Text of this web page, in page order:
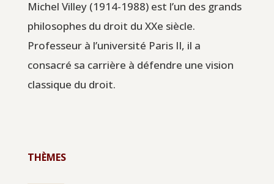
Michel Villey (1914-1988) est l’un des grands
philosophes du droit du XXe siècle.
Professeur à l’université Paris II, il a
consacré sa carrière à défendre une vision
classique du droit.
THÈMES